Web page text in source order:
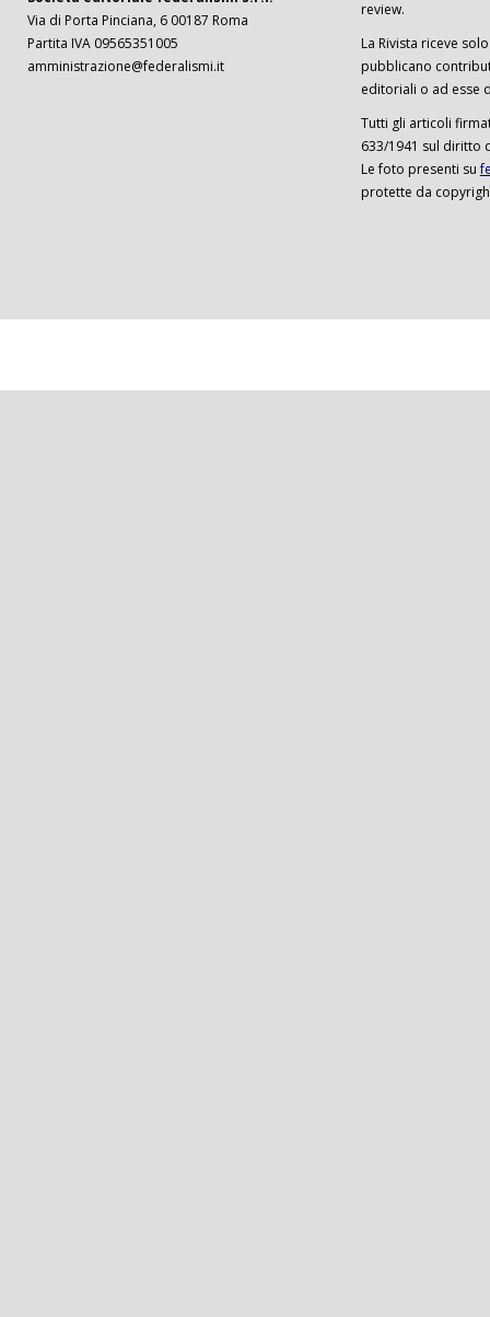
Via di Porta Pinciana, 6 00187 Roma
Partita IVA 09565351005
amministrazione@federalismi.it
review.
La Rivista riceve
pubblicano
editoriali o ad esse
Tutti gli articoli
633/1941 sul diritto
Le foto presenti su
protette da